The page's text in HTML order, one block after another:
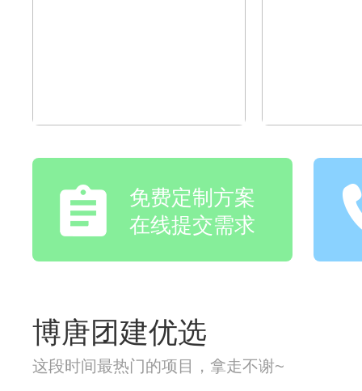
免费定制方案
在线提交需求
博唐团建优选
这段时间最热门的项目，拿走不谢~